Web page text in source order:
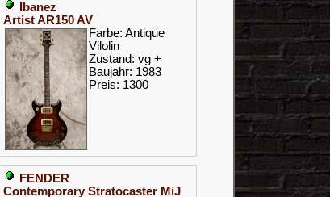
Ibanez
Artist AR150 AV
Farbe: Antique
Vilolin
Zustand: vg +
Baujahr: 1983
Preis: 1300
FENDER
Contemporary Stratocaster MiJ